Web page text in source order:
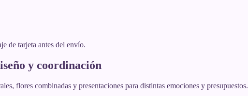
de tarjeta antes del envío.
y coordinación
flores combinadas y presentaciones para distintas emociones y presupuestos.